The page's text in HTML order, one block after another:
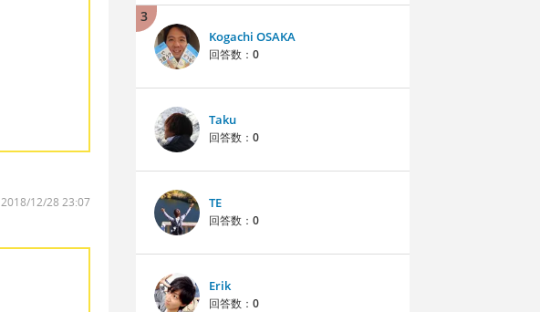
2018/12/28 23:07
3
Kogachi OSAKA
回答数： 0
Taku
回答数： 0
TE
回答数： 0
Erik
回答数： 0